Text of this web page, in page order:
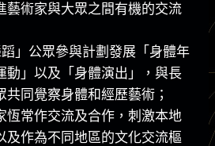
藝術家與大眾之間有機的交流
」公眾參與計劃發展「身體年
動」以及「身體演出」，與長
共同覺察身體和經歷藝術；
恆常作交流及合作，刺激本地
及作為不同地區的文化交流樞